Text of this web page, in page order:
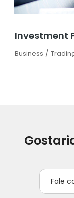
Investment
Business /
Fale